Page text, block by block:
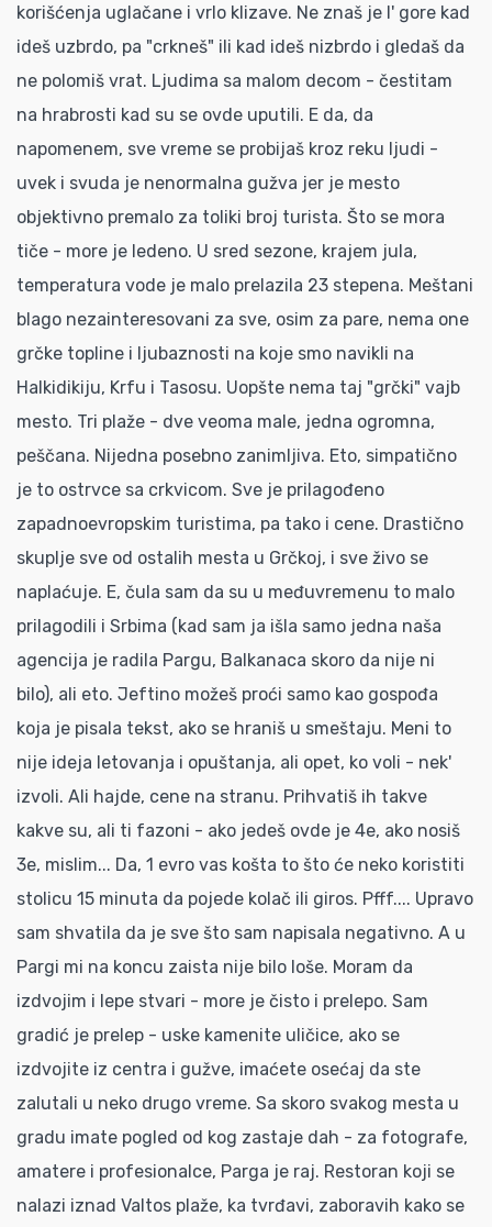
korišćenja uglačane i vrlo klizave. Ne znaš je l' gore kad
ideš uzbrdo, pa "crkneš" ili kad ideš nizbrdo i gledaš da
ne polomiš vrat. Ljudima sa malom decom - čestitam
na hrabrosti kad su se ovde uputili. E da, da
napomenem, sve vreme se probijaš kroz reku ljudi -
uvek i svuda je nenormalna gužva jer je mesto
objektivno premalo za toliki broj turista. Što se mora
tiče - more je ledeno. U sred sezone, krajem jula,
temperatura vode je malo prelazila 23 stepena. Meštani
blago nezainteresovani za sve, osim za pare, nema one
grčke topline i ljubaznosti na koje smo navikli na
Halkidikiju, Krfu i Tasosu. Uopšte nema taj "grčki" vajb
mesto. Tri plaže - dve veoma male, jedna ogromna,
peščana. Nijedna posebno zanimljiva. Eto, simpatično
je to ostrvce sa crkvicom. Sve je prilagođeno
zapadnoevropskim turistima, pa tako i cene. Drastično
skuplje sve od ostalih mesta u Grčkoj, i sve živo se
naplaćuje. E, čula sam da su u međuvremenu to malo
prilagodili i Srbima (kad sam ja išla samo jedna naša
agencija je radila Pargu, Balkanaca skoro da nije ni
bilo), ali eto. Jeftino možeš proći samo kao gospođa
koja je pisala tekst, ako se hraniš u smeštaju. Meni to
nije ideja letovanja i opuštanja, ali opet, ko voli - nek'
izvoli. Ali hajde, cene na stranu. Prihvatiš ih takve
kakve su, ali ti fazoni - ako jedeš ovde je 4e, ako nosiš
3e, mislim... Da, 1 evro vas košta to što će neko koristiti
stolicu 15 minuta da pojede kolač ili giros. Pfff.... Upravo
sam shvatila da je sve što sam napisala negativno. A u
Pargi mi na koncu zaista nije bilo loše. Moram da
izdvojim i lepe stvari - more je čisto i prelepo. Sam
gradić je prelep - uske kamenite uličice, ako se
izdvojite iz centra i gužve, imaćete osećaj da ste
zalutali u neko drugo vreme. Sa skoro svakog mesta u
gradu imate pogled od kog zastaje dah - za fotografe,
amatere i profesionalce, Parga je raj. Restoran koji se
nalazi iznad Valtos plaže, ka tvrđavi, zaboravih kako se